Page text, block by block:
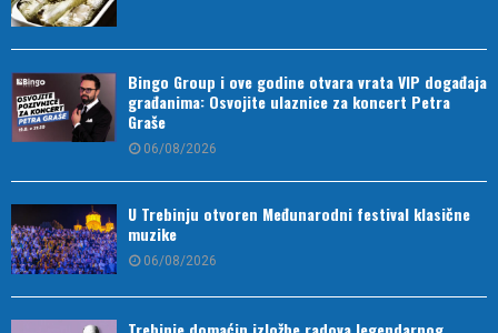
Bingo Group i ove godine otvara vrata VIP događaja
građanima: Osvojite ulaznice za koncert Petra
Graše
06/08/2026
U Trebinju otvoren Međunarodni festival klasične
muzike
06/08/2026